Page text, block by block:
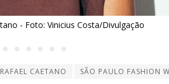
Olindo para Rafael Caetano - Foto:
RAFAEL CAETANO SÃO PAULO FASHION